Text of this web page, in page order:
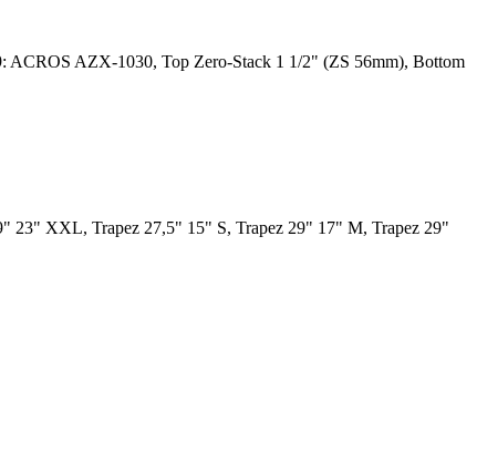
AZX-1030, Top Zero-Stack 1 1/2" (ZS 56mm), Bottom
XXL, Trapez 27,5" 15" S, Trapez 29" 17" M, Trapez 29"